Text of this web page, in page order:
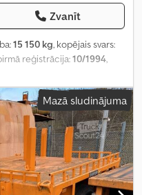
Zvanīt
15 150 kg, kopējais svars:
pirmā reģistrācija:10/1994
Mazā sludinājuma